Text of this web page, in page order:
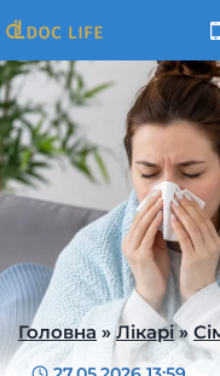
до
вмісту
Головна »Лікарі»